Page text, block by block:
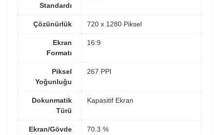
Standardı
Çözünürlük 720 x 1280 Piksel
Ekran
Formatı
16:9
Piksel
Yoğunluğu
267 PPI
Dokunmatik
Türü
Kapasitif Ekran
Ekran/Gövde
70.3 %